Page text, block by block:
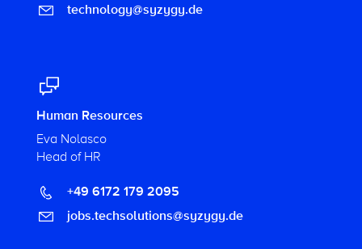
technology@syzygy.de
Human Resources
Eva Nolasco
Head of HR
+49 6172 179 2095
jobs.techsolutions@syzygy.de